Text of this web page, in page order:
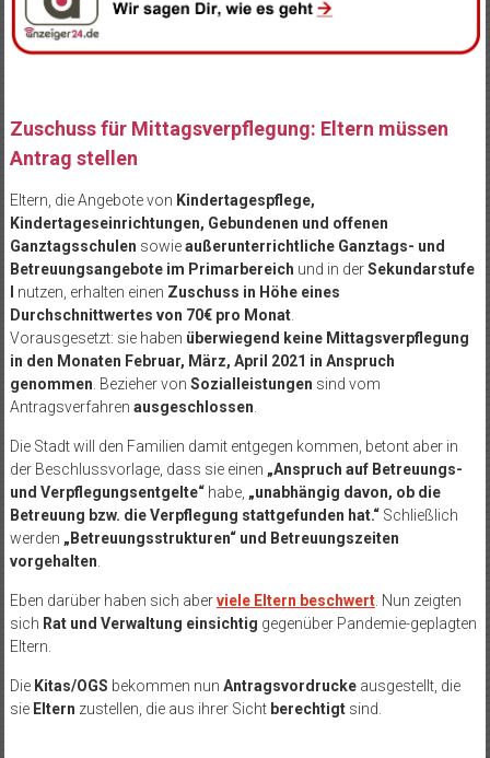
Zuschuss für Mittagsverpflegung: Eltern müssen
Antrag stellen
Eltern, die Angebote von Kindertagespflege,
Kindertageseinrichtungen, Gebundenen und offenen
Ganztagsschulen sowieaußerunterrichtliche Ganztags- und
Betreuungsangebote im Primarbereich und in derSekundarstufe
nutzen, erhalten einen Zuschuss in Höhe eines
Durchschnittwertes von 70€ pro Monat.
Vorausgesetzt: sie haben überwiegend keine Mittagsverpflegung
in den Monaten Februar, März, April 2021 in Anspruch
genommen. Bezieher von Sozialleistungen sind vom
Antragsverfahren ausgeschlossen.
Die Stadt will den Familien damit entgegen kommen, betont aber in
der Beschlussvorlage, dass sie einen „Anspruch auf Betreuungs-
und Verpflegungsentgelte“habe, „unabhängig davon, ob die
Betreuung bzw. die Verpflegung stattgefunden hat.“Schließlich
werden „Betreuungsstrukturen“ und Betreuungszeiten
vorgehalten.
Eben darüber haben sich aberviele Eltern beschwert. Nun zeigten
sich Rat und Verwaltung einsichtig gegenüber Pandemie-geplagten
Eltern.
Die Kitas/OGS bekommen nun Antragsvordruckeausgestellt, die
sie Eltern zustellen, die aus ihrer Sicht berechtigtsind.